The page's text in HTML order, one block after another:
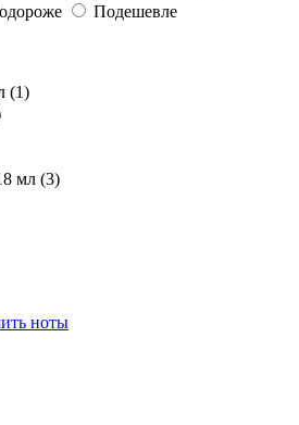
Подешевле
(1)
мл (3)
ноты